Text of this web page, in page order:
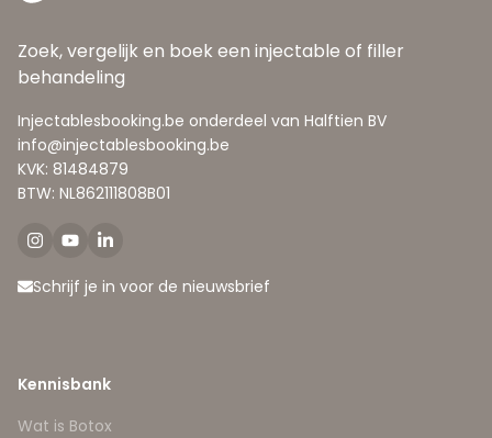
Zoek, vergelijk en boek een injectable of filler
behandeling
Injectablesbooking.be onderdeel van Halftien BV
info@injectablesbooking.be
KVK: 81484879
BTW: NL862111808B01
Schrijf je in voor de nieuwsbrief
Kennisbank
Wat is Botox